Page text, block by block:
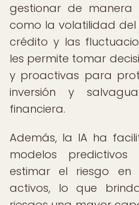
gestionar de manera
como la volatilidad
crédito y las
les permite tomar
y proactivas para
inversión y
financiera.
Además, la IA ha
modelos
estimar el riesgo en
activos, lo que